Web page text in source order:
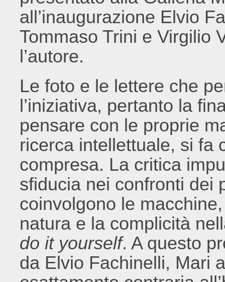
all’inaugurazione Elvio
Tommaso Trini e Virgilio
l’autore.
Le foto e le lettere che
l’iniziativa, pertanto la
pensare con le proprie
ricerca intellettuale, si fa
compresa. La critica
sfiducia nei confronti dei
coinvolgono le
natura e la complicità
do it yourself. A questo
da Elvio Fachinelli, Mari